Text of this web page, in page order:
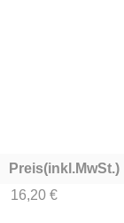
Preis(inkl.MwSt.)
16,20 €